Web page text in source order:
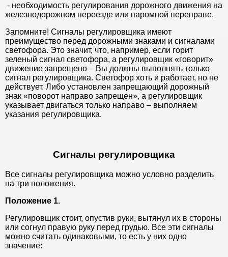
- необходимость регулирования дорожного движения на
железнодорожном переезде или паромной переправе.
Запомните! Сигналы регулировщика имеют
преимущество перед дорожными знаками и сигналами
светофора. Это значит, что, например, если горит
зеленый сигнал светофора, а регулировщик «говорит»
движение запрещено – Вы должны выполнять только
сигнал регулировщика. Светофор хоть и работает, но не
действует. Либо установлен запрещающий дорожный
знак «поворот направо запрещен», а регулировщик
указывает двигаться только направо – выполняем
указания регулировщика.
Сигналы регулировщика
Все сигналы регулировщика можно условно разделить
на три положения.
Положение 1.
Регулировщик стоит, опустив руки, вытянул их в стороны
или согнул правую руку перед грудью. Все эти сигналы
можно считать одинаковыми, то есть у них одно
значение: